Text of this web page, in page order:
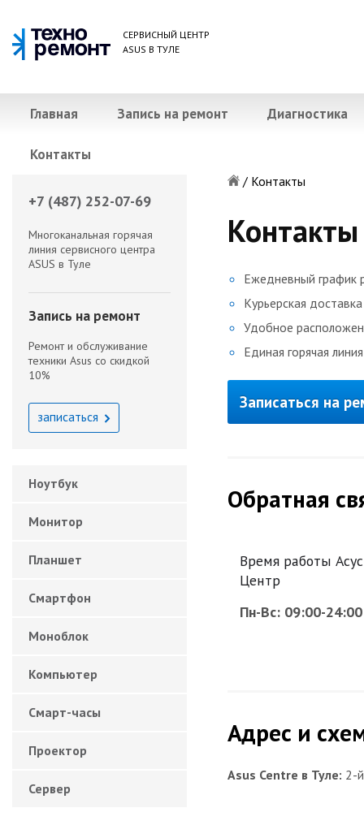
СЕРВИСНЫЙ ЦЕНТР
ASUS В ТУЛЕ
Главная Запись на ремонт Диагностика
Контакты
/ Контакты
Контакты
Ежедневный график
Курьерская
Удобное
Единая горячая линия
Записаться на
Обратная
Время работы Асус
Центр
Пн-Вс: 09:00-24:00
Адрес и
Asus Centre в Туле: 2-
+7 (487) 252-07-69
Многоканальная горячая
линия сервисного центра
ASUS в Туле
Запись на ремонт
Ремонт и обслуживание
техники Asus со скидкой
10%
записаться
Ноутбук
Монитор
Планшет
Смартфон
Моноблок
Компьютер
Смарт-часы
Проектор
Сервер